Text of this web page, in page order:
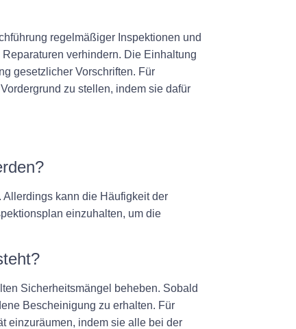
regelmäßiger Inspektionen und
verhindern. Die Einhaltung
gesetzlicher Vorschriften. Für
zu stellen, indem sie dafür
kann die Häufigkeit der
einzuhalten, um die
Sicherheitsmängel beheben. Sobald
Bescheinigung zu erhalten. Für
einzuräumen, indem sie alle bei der